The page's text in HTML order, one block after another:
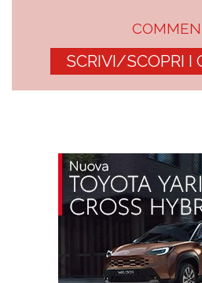
SCRIVI/SCOPRI I